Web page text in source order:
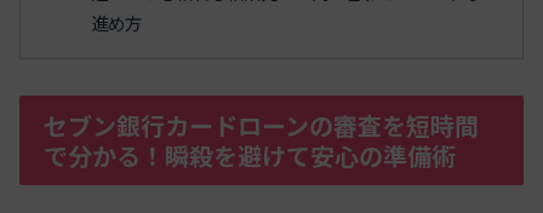
進め方
セブン銀行カードローンの審査を短時間
で分かる！瞬殺を避けて安心の準備術